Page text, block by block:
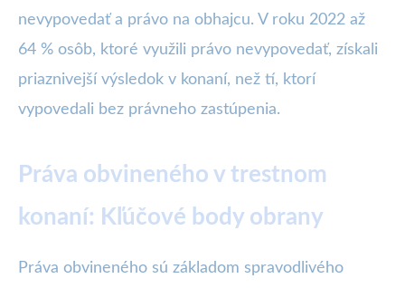
nevypovedať a právo na obhajcu. V roku 2022 až
64 % osôb, ktoré využili právo nevypovedať, získali
priaznivejší výsledok v konaní, než tí, ktorí
vypovedali bez právneho zastúpenia.
Práva obvineného v trestnom
konaní: Kľúčové body obrany
Práva obvineného sú základom spravodlivého